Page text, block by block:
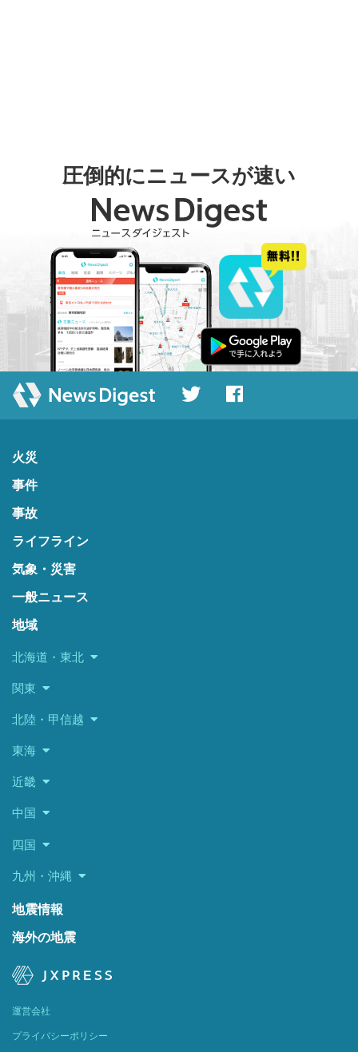
圧倒的にニュースが速い
火災
事件
事故
ライフライン
気象・災害
一般ニュース
地域
北海道・東北
関東
北陸・甲信越
東海
近畿
中国
四国
九州・沖縄
地震情報
海外の地震
運営会社
プライバシーポリシー